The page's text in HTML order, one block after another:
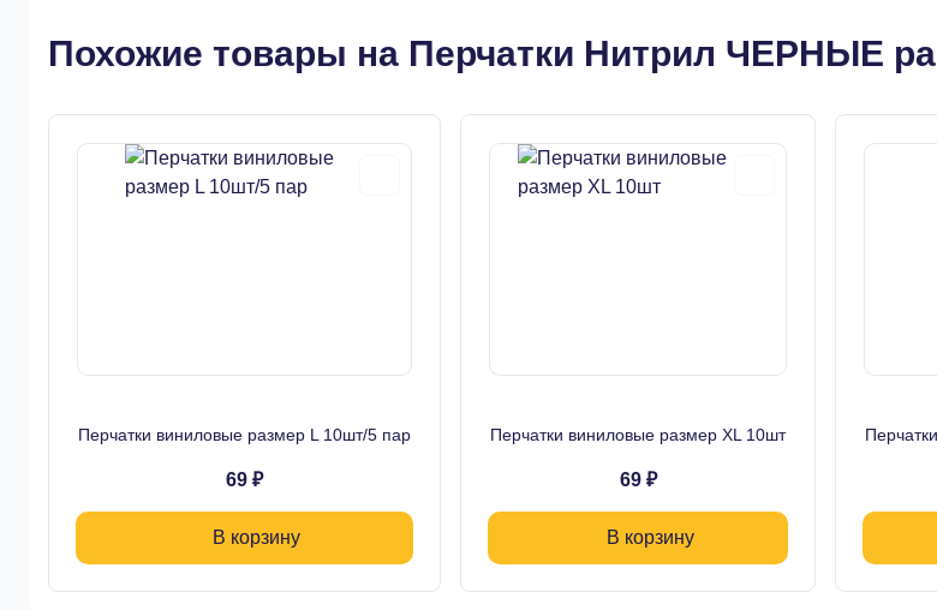
Похожие товары на Перчатки Нитрил ЧЕРНЫЕ
Перчатки виниловые размер L 10шт/5 пар
69 ₽
В корзину
Перчатки виниловые размер XL 10шт
69 ₽
В корзину